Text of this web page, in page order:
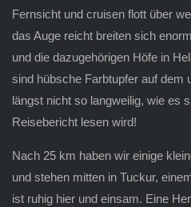
Fernsicht und cruisen flott über
das Auge reicht breiten sich
und die dazugehörigen Höfe in
sind hübsche Farbtupfer auf dem
längst nicht so langweilig, wie es
Reisebericht lesen wird!
Nach 25 km haben wir einige
und stehen mitten in Tuckur,
ist ruhig hier und einsam. Eine